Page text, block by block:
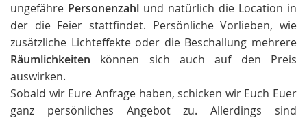
ungefähre Personenzahl und natürlich die Location in
der die Feier stattfindet. Persönliche Vorlieben, wie
zusätzliche Lichteffekte oder die Beschallung mehrere
Räumlichkeiten können sich auch auf den Preis
auswirken.
Sobald wir Eure Anfrage haben, schicken wir Euch Euer
ganz persönliches Angebot zu. Allerdings sind